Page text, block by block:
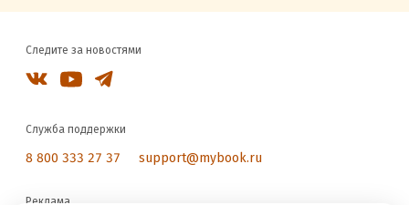
Следите за новостями
Служба поддержки
8 800 333 27 37 support@mybook.ru
Реклама